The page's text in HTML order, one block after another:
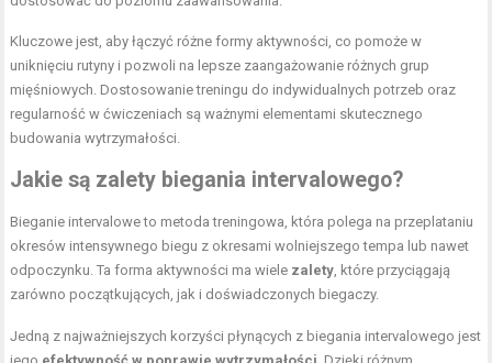
Kluczowe jest, aby łączyć różne formy aktywności, co pomoże w
uniknięciu rutyny i pozwoli na lepsze zaangażowanie różnych grup
mięśniowych. Dostosowanie treningu do indywidualnych potrzeb oraz
regularność w ćwiczeniach są ważnymi elementami skutecznego
budowania wytrzymałości.
Jakie są zalety biegania intervalowego?
Bieganie intervalowe to metoda treningowa, która polega na przeplataniu
okresów intensywnego biegu z okresami wolniejszego tempa lub nawet
odpoczynku. Ta forma aktywności ma wiele zalety, które przyciągają
zarówno początkujących, jak i doświadczonych biegaczy.
Jedną z najważniejszych korzyści płynących z biegania intervalowego jest